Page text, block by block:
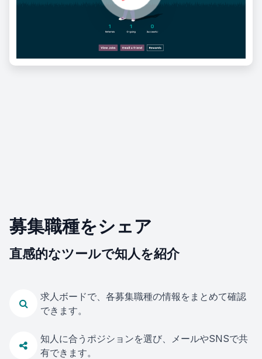
募集職種をシェア
直感的なツールで知人を紹介
求人ボードで、各募集職種の情報をまとめて確認
できます。
知人に合うポジションを選び、メールやSNSで共
有できます。